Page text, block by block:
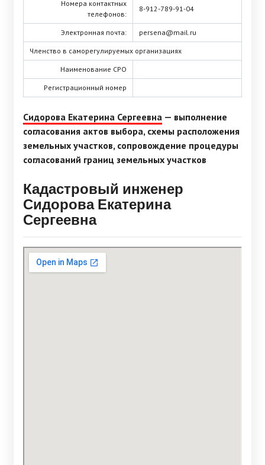
Номера контактных
телефонов:
8-912-789-91-04
Электронная почта: persena@mail.ru
Членство в саморегулируемых организациях
Наименование СРО
Регистрационный номер
Сидорова Екатерина Сергеевна — выполнение
согласования актов выбора, схемы расположения
земельных участков, сопровождение процедуры
согласований границ земельных участков
Кадастровый инженер
Сидорова Екатерина
Сергеевна